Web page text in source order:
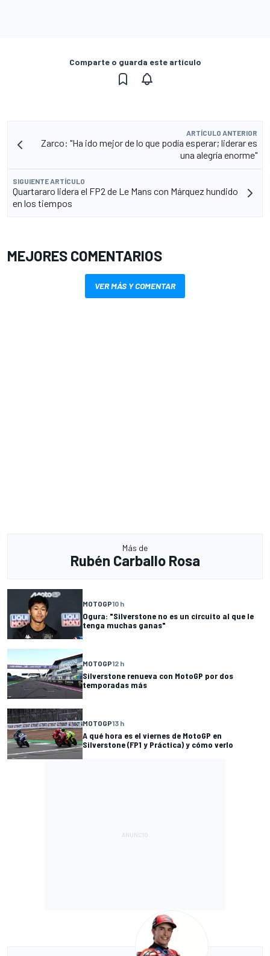
Comparte o guarda este artículo
ARTÍCULO ANTERIOR
Zarco: "Ha ido mejor de lo que podía esperar; liderar es
una alegría enorme"
SIGUIENTE ARTÍCULO
Quartararo lidera el FP2 de Le Mans con Márquez hundido
en los tiempos
MEJORES COMENTARIOS
VER MÁS Y COMENTAR
Más de
Rubén Carballo Rosa
MOTOGP10 h
Ogura: "Silverstone no es un circuito al que le
tenga muchas ganas"
MOTOGP12 h
Silverstone renueva con MotoGP por dos
temporadas más
MOTOGP13 h
A qué hora es el viernes de MotoGP en
Silverstone (FP1 y Práctica) y cómo verlo